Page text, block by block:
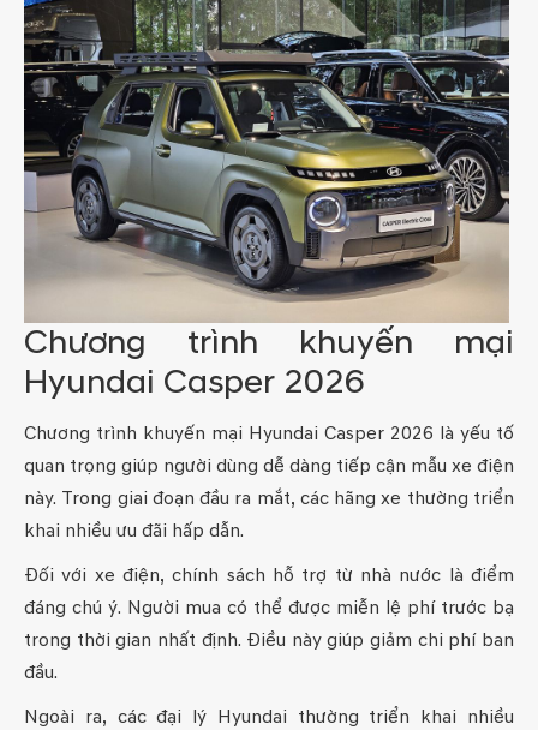
Chương trình khuyến mại
Hyundai Casper 2026
Chương trình khuyến mại Hyundai Casper 2026 là yếu tố
quan trọng giúp người dùng dễ dàng tiếp cận mẫu xe điện
này. Trong giai đoạn đầu ra mắt, các hãng xe thường triển
khai nhiều ưu đãi hấp dẫn.
Đối với xe điện, chính sách hỗ trợ từ nhà nước là điểm
đáng chú ý. Người mua có thể được miễn lệ phí trước bạ
trong thời gian nhất định. Điều này giúp giảm chi phí ban
đầu.
Ngoài ra, các đại lý Hyundai thường triển khai nhiều